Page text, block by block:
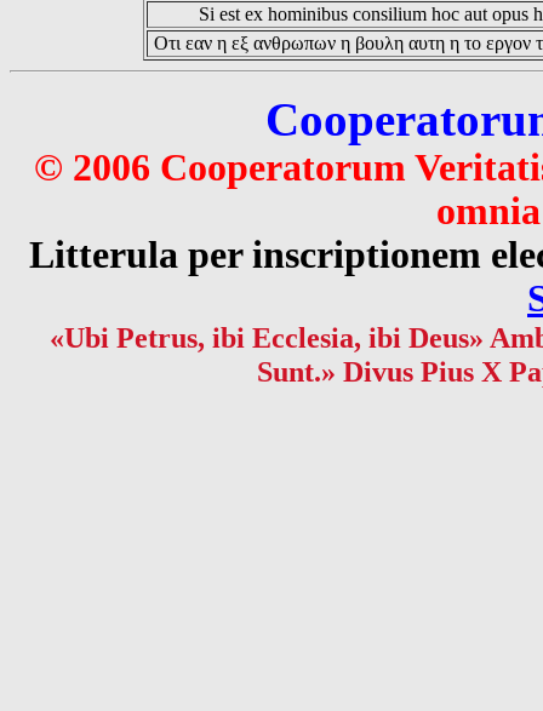
Si est ex hominibus consilium hoc aut opus
Οτι εαν η εξ ανθρωπων η βουλη αυτη η το εργον
© 2006 Cooperatorum
Litterula per inscriptionem
«Ubi Petrus, ibi Ecclesia, ibi Deus»
Sunt.» Divus Pius X